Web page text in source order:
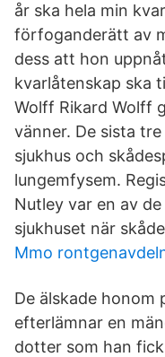
år ska hela min
förfoganderätt av
dess att hon
kvarlåtenskap ska
Wolff Rikard Wolff
vänner. De sista
sjukhus och
lungemfysem.
Nutley var en av
sjukhuset när
Mmo
De älskade honom
efterlämnar en
dotter som han